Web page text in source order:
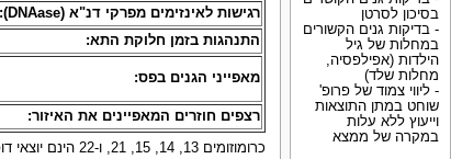
רגישות לאינזימים מפרקי דנ"א (DNAase):
התנהגות בזמן חלוקת התא:
מאפייני הגנים בפס:
רצפים חוזרים המאפיינים את האיזור:
כרומוזומים
בסיכון לסרטן
- בדיקות גנים הקשורים
במחלות של גיל
הילדות (אפילפסיה,
מחלות שלד)
- ליווי צמוד של פרופ'
שוחט במתן התוצאות
וייעוץ ללא עלות
במקרה של ממצא